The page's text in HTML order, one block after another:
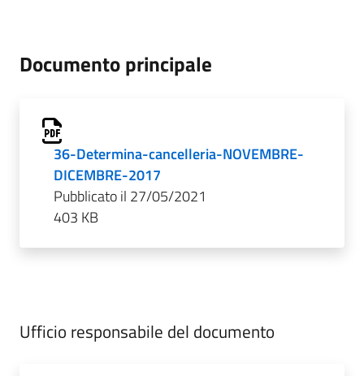
Documento principale
36-Determina-cancelleria-NOVEMBRE-
DICEMBRE-2017
Pubblicato il 27/05/2021
403 KB
Ufficio responsabile del documento